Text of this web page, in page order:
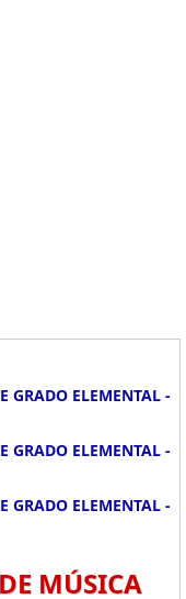
GRADO ELEMENTAL -
GRADO ELEMENTAL -
GRADO ELEMENTAL -
MÚSICA